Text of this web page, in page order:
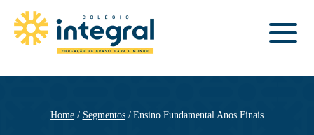
Home Segmentos Ensino Fundamental Anos Finais